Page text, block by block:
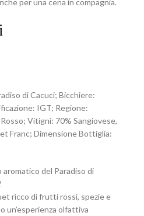
per una cena in compagnia.
di Cacuci; Bicchiere:
IGT; Regione:
Vitigni: 70% Sangiovese,
Franc; Dimensione Bottiglia:
aromatico del Paradiso di
ricco di frutti rossi, spezie e
un’esperienza olfattiva